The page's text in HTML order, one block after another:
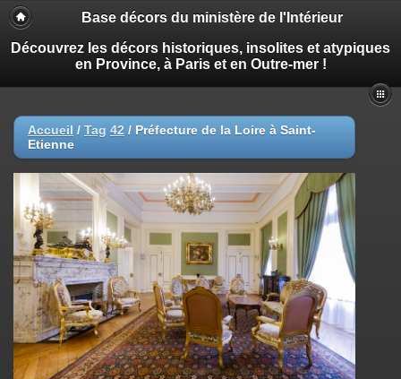
Base décors du ministère de l'Intérieur
Découvrez les décors historiques, insolites et atypiques
en Province, à Paris et en Outre-mer !
Accueil / Tag 42 / Préfecture de la Loire à Saint-
Etienne